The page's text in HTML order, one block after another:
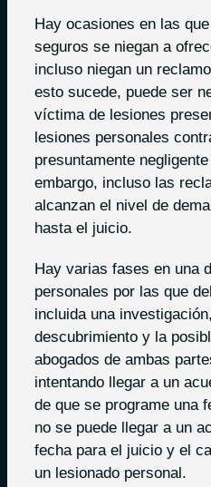
Hay ocasiones en las
seguros se niegan a
incluso niegan un
esto sucede, puede ser
víctima de lesiones
lesiones personales
presuntamente
embargo, incluso las
alcanzan el nivel de
hasta el juicio.
Hay varias fases en una
personales por las que
incluida una
descubrimiento y la
abogados de ambas
intentando llegar a un
de que se programe una
no se puede llegar a un
fecha para el juicio y el
un lesionado personal.